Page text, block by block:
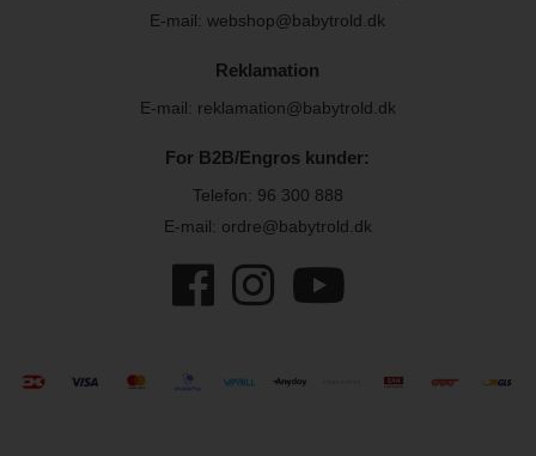
E-mail: webshop@babytrold.dk
Reklamation
E-mail: reklamation@babytrold.dk
For B2B/Engros kunder:
Telefon: 96 300 888
E-mail: ordre@babytrold.dk